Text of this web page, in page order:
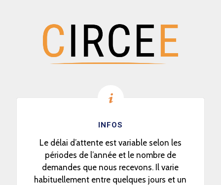
INFOS
Le délai d’attente est variable selon les
périodes de l’année et le nombre de
demandes que nous recevons. Il varie
habituellement entre quelques jours et un